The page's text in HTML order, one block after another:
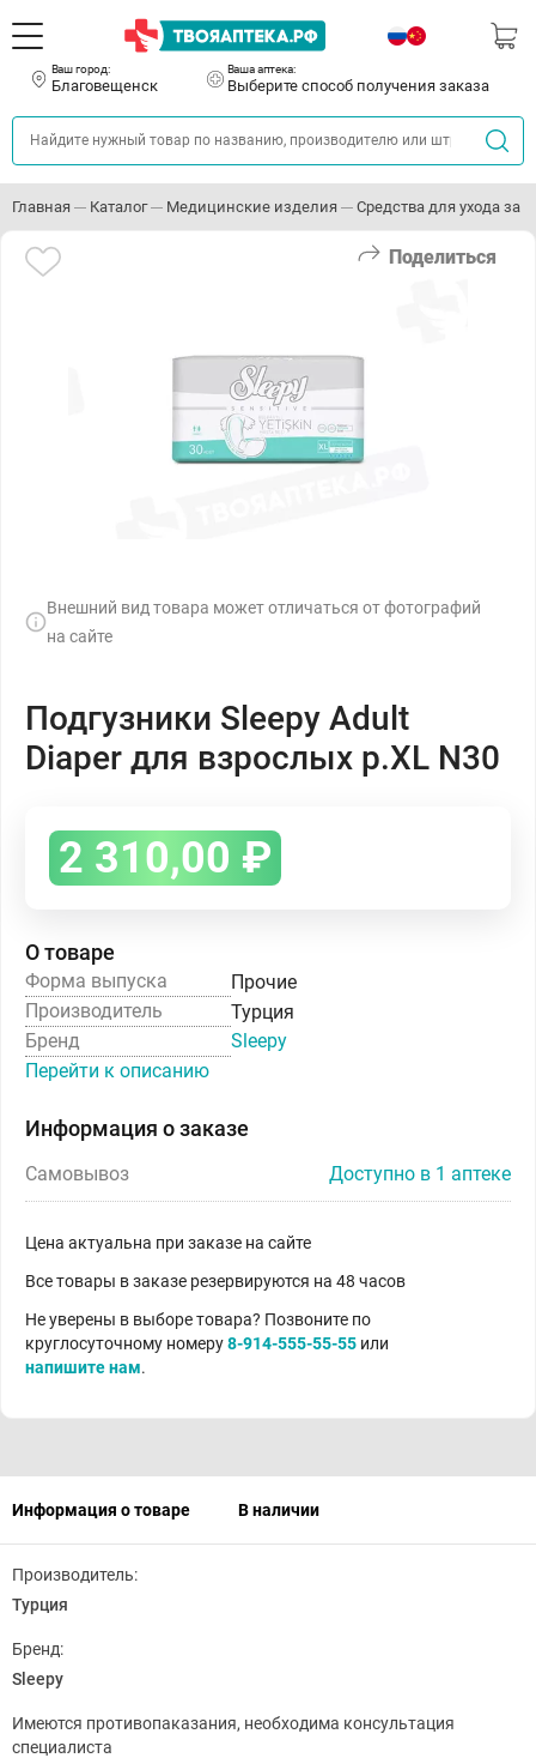
Ваш город:
Благовещенск
Ваша аптека:
Выберите способ получения заказа
Главная Каталог Медицинские изделия Средства для ухода за
Поделиться
Внешний вид товара может отличаться от фотографий
на сайте
Подгузники Sleepy Adult
Diaper для взрослых р.XL N30
2 310,00 ₽
О товаре
Форма выпуска
Прочие
Производитель
Турция
Бренд
Sleepy
Перейти к описанию
Информация о заказе
Самовывоз Доступно в 1 аптеке
Цена актуальна при заказе на сайте
Все товары в заказе резервируются на 48 часов
Не уверены в выборе товара? Позвоните по
круглосуточному номеру8-914-555-55-55 или
напишите нам.
Информация о товаре В наличии
Производитель:
Турция
Бренд:
Sleepy
Имеются противопаказания, необходима консультация
специалиста